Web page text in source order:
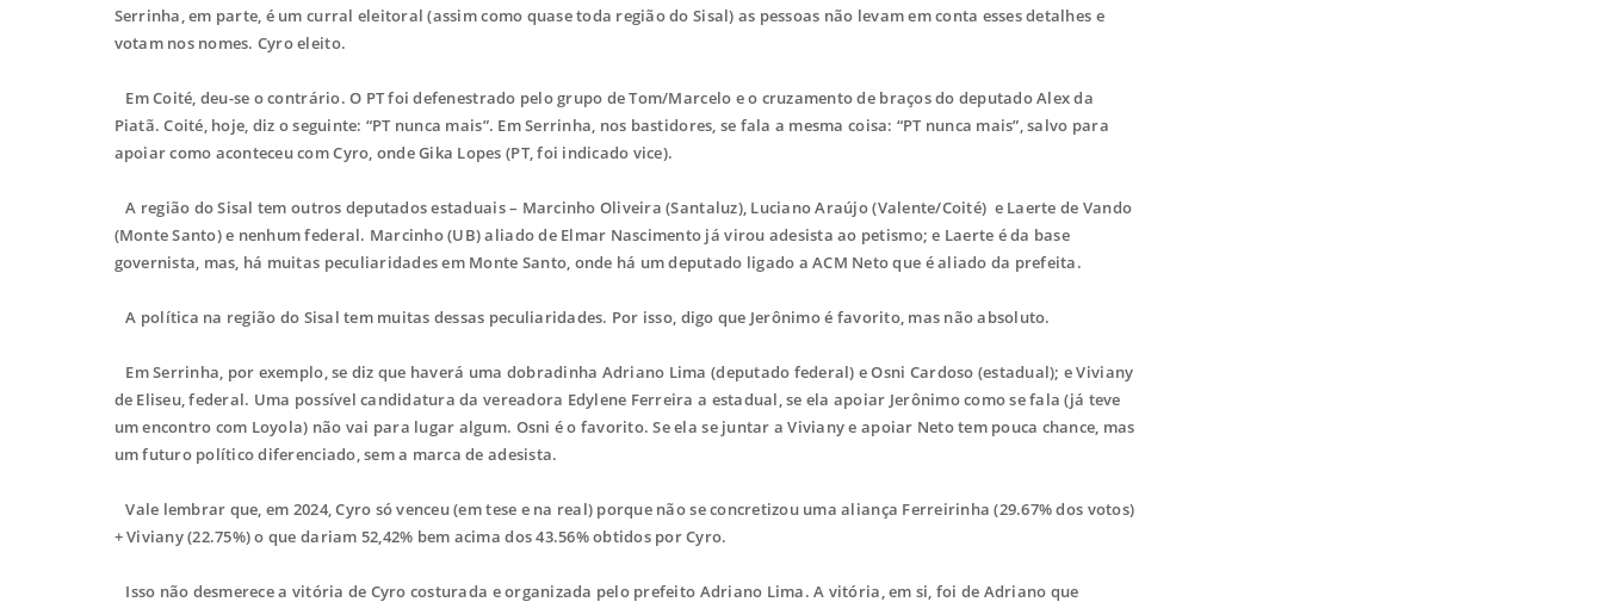
Serrinha, em parte, é um curral eleitoral (assim como quase toda região do Sisal) as pessoas não levam em conta esses detalhes e
votam nos nomes. Cyro eleito.
Em Coité, deu-se o contrário. O PT foi defenestrado pelo grupo de Tom/Marcelo e o cruzamento de braços do deputado Alex da
Piatã. Coité, hoje, diz o seguinte: “PT nunca mais”. Em Serrinha, nos bastidores, se fala a mesma coisa: “PT nunca mais”, salvo para
apoiar como aconteceu com Cyro, onde Gika Lopes (PT, foi indicado vice).
A região do Sisal tem outros deputados estaduais – Marcinho Oliveira (Santaluz), Luciano Araújo (Valente/Coité) e Laerte de Vando
(Monte Santo) e nenhum federal. Marcinho (UB) aliado de Elmar Nascimento já virou adesista ao petismo; e Laerte é da base
governista, mas, há muitas peculiaridades em Monte Santo, onde há um deputado ligado a ACM Neto que é aliado da prefeita.
A política na região do Sisal tem muitas dessas peculiaridades. Por isso, digo que Jerônimo é favorito, mas não absoluto.
Em Serrinha, por exemplo, se diz que haverá uma dobradinha Adriano Lima (deputado federal) e Osni Cardoso (estadual); e Viviany
de Eliseu, federal. Uma possível candidatura da vereadora Edylene Ferreira a estadual, se ela apoiar Jerônimo como se fala (já teve
um encontro com Loyola) não vai para lugar algum. Osni é o favorito. Se ela se juntar a Viviany e apoiar Neto tem pouca chance, mas
um futuro político diferenciado, sem a marca de adesista.
Vale lembrar que, em 2024, Cyro só venceu (em tese e na real) porque não se concretizou uma aliança Ferreirinha (29.67% dos votos)
+ Viviany (22.75%) o que dariam 52,42% bem acima dos 43.56% obtidos por Cyro.
Isso não desmerece a vitória de Cyro costurada e organizada pelo prefeito Adriano Lima. A vitória, em si, foi de Adriano que